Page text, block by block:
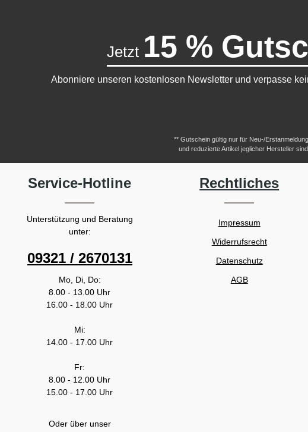
Jetzt 15 %
Abonniere unseren kostenlosen Newsletter und verpasse
** Gutschein gültig nur für Neu-/
und reduzierte Artikel jeglicher Hersteller
Service-Hotline
Unterstützung und Beratung
unter:
09321 / 2670131
Mo, Di, Do:
8.00 - 13.00 Uhr
16.00 - 18.00 Uhr
Mi:
14.00 - 17.00 Uhr
Fr:
8.00 - 12.00 Uhr
15.00 - 17.00 Uhr
Oder über unser
Rechtliches
Impressum
Widerrufsrecht
Datenschutz
AGB